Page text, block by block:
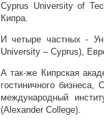
Cyprus University of
Кипра.
И четыре частных -
University – Cyprus),
А так-же Кипрская
гостиничного
международный
(Alexander College).